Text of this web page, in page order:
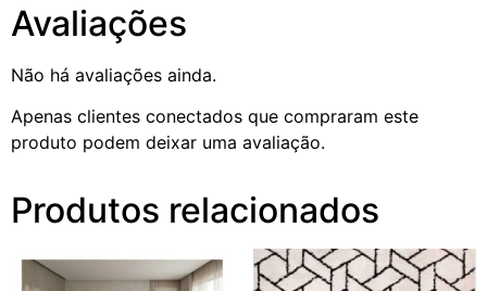
Avaliações
Não há avaliações ainda.
Apenas clientes conectados que compraram este
produto podem deixar uma avaliação.
Produtos relacionados